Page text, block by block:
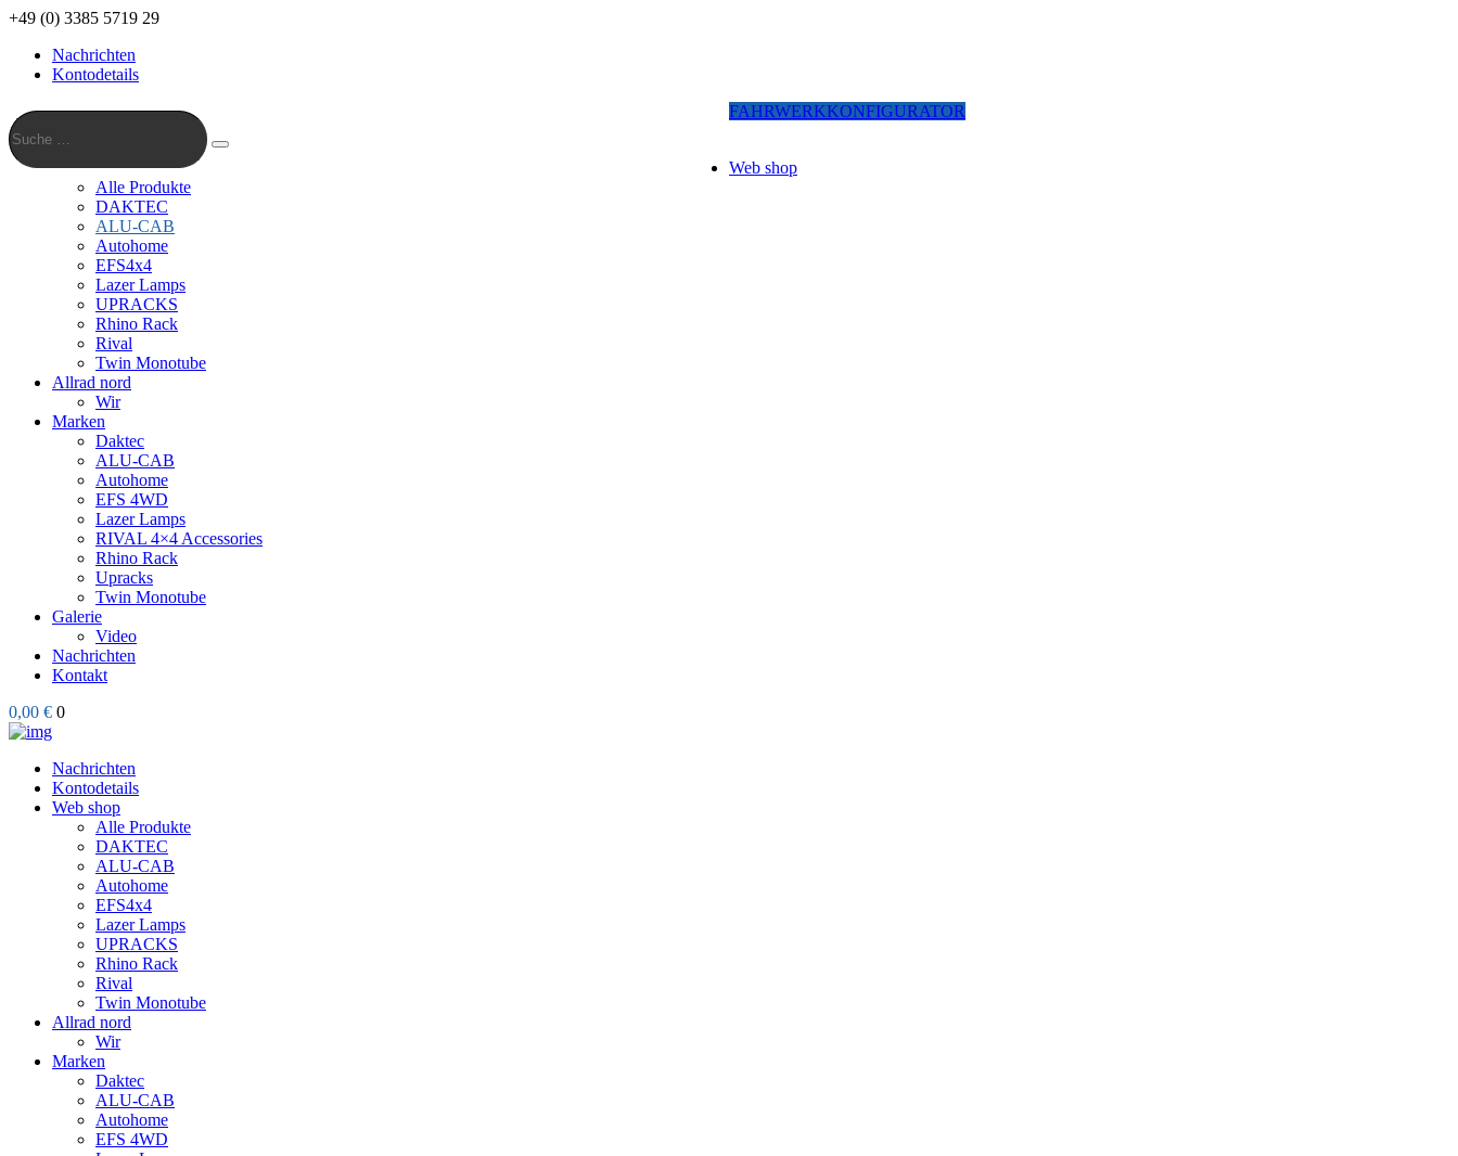
+49 (0) 3385 5719 29
Nachrichten
Kontodetails
Suche
…
Suche
FAHRWERKKONFIGURATOR
Web shop
Alle Produkte
DAKTEC
ALU-CAB
Autohome
EFS4x4
Lazer Lamps
UPRACKS
Rhino Rack
Rival
Twin Monotube
Allrad nord
Wir
Marken
Daktec
ALU-CAB
Autohome
EFS 4WD
Lazer Lamps
RIVAL 4×4 Accessories
Rhino Rack
Upracks
Twin Monotube
Galerie
Video
Nachrichten
Kontakt
0,00 € 0
Nachrichten
Kontodetails
Web shop
Alle Produkte
DAKTEC
ALU-CAB
Autohome
EFS4x4
Lazer Lamps
UPRACKS
Rhino Rack
Rival
Twin Monotube
Allrad nord
Wir
Marken
Daktec
ALU-CAB
Autohome
EFS 4WD